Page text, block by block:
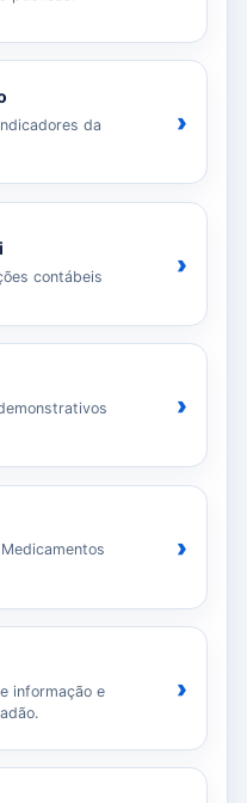
da
›
contábeis ›
›
›
informação e
›